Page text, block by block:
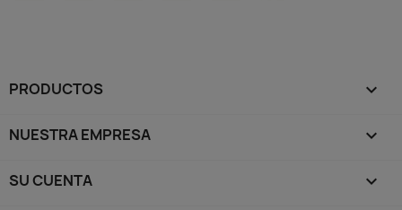
PRODUCTOS 
NUESTRA EMPRESA 
SU CUENTA 